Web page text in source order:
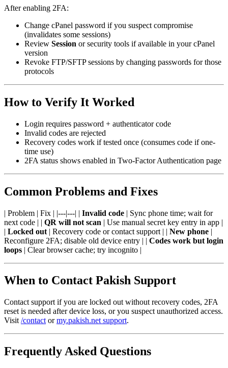
After enabling 2FA:
Change cPanel password if you suspect compromise
(invalidates some sessions)
Review Session or security tools if available in your cPanel
version
Revoke FTP/SFTP sessions by changing passwords for those
protocols
How to Verify It Worked
Login requires password + authenticator code
Invalid codes are rejected
Recovery codes work if tested once (consumes code if one-
time use)
2FA status shows enabled in Two-Factor Authentication page
Common Problems and Fixes
| Problem | Fix | |---|---| | Invalid code | Sync phone time; wait for
next code | | QR will not scan | Use manual secret key entry in app |
| Locked out | Recovery code or contact support | | New phone |
Reconfigure 2FA; disable old device entry | | Codes work but login
loops | Clear browser cache; try incognito |
When to Contact Pakish Support
Contact support if you are locked out without recovery codes, 2FA
reset is needed after device loss, or you suspect unauthorized access.
Visit /contact ormy.pakish.net support.
Frequently Asked Questions